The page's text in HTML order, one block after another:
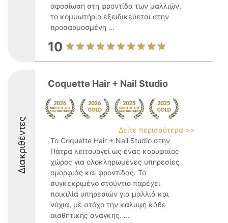
αφοσίωση στη φροντίδα των μαλλιών,
το κομμωτήριο εξειδικεύεται στην
προσαρμοσμένη ...
10
Διακριθέντες
Coquette Hair + Nail Studio
Δείτε περισσότερα >>
Το Coquette Hair + Nail Studio στην
Πάτρα λειτουργεί ως ένας κορυφαίος
χώρος για ολοκληρωμένες υπηρεσίες
ομορφιάς και φροντίδας. Το
συγκεκριμένο στούντιο παρέχει
ποικιλία υπηρεσιών για μαλλιά και
νύχια, με στόχο την κάλυψη κάθε
αισθητικής ανάγκης. ...